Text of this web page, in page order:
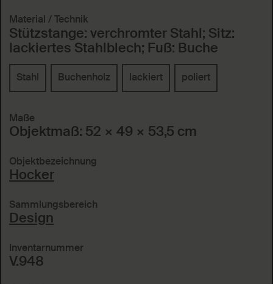
Material / Technik
Stützstange: verchromter Stahl; Sitz:
lackiertes Stahlblech; Fuß: Buche
Stahl Buchenholz lackiert poliert
Maße
Objektmaß: 52 × 49 × 53,5 cm
Objektbezeichnung
Hocker
Sammlungsbereich
Design
Inventarnummer
V.948